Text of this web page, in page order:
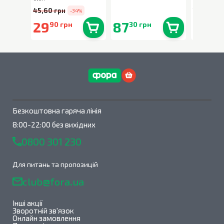
45,60 грн -34%
2990 грн 8730 грн
Безкоштовна гаряча лінія
8:00-22:00 без вихідних
0800 301 230
Для питань та пропозицій
club@fora.ua
Інші акції
Зворотній зв'язок
Онлайн замовлення